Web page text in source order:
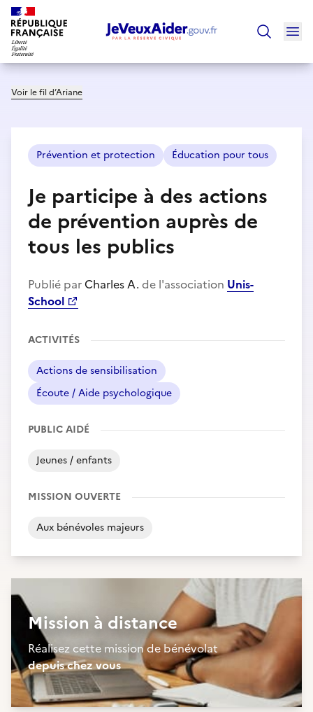
Voir le fil d’Ariane
Prévention et protection Éducation pour tous
Je participe à des actions
de prévention auprès de
tous les publics
Publié par Charles A. de l'association Unis-
School
ACTIVITÉS
Actions de sensibilisation
Écoute / Aide psychologique
PUBLIC AIDÉ
Jeunes / enfants
MISSION OUVERTE
Aux bénévoles majeurs
Mission à distance
Réalisez cette mission de bénévolat
depuis chez vous